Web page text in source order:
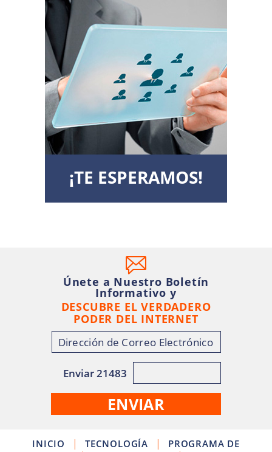
¡TE ESPERAMOS!
Únete a Nuestro Boletín
Informativo y
DESCUBRE EL VERDADERO
PODER DEL INTERNET
Enviar 21483
INICIO | TECNOLOGÍA |
PROGRAMA DE